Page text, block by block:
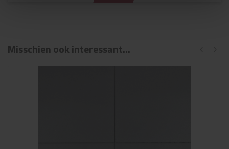
Misschien ook interessant...